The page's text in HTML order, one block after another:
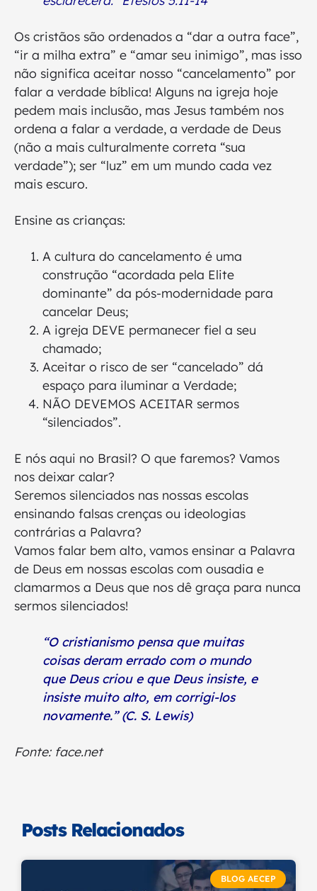
Os cristãos são ordenados a “dar a outra face”,
“ir a milha extra” e “amar seu inimigo”, mas isso
não significa aceitar nosso “cancelamento” por
falar a verdade bíblica! Alguns na igreja hoje
pedem mais inclusão, mas Jesus também nos
ordena a falar a verdade, a verdade de Deus
(não a mais culturalmente correta “sua
verdade”); ser “luz” em um mundo cada vez
mais escuro.
Ensine as crianças:
A cultura do cancelamento é uma
construção “acordada pela Elite
dominante” da pós-modernidade para
cancelar Deus;
A igreja DEVE permanecer fiel a seu
chamado;
Aceitar o risco de ser “cancelado” dá
espaço para iluminar a Verdade;
NÃO DEVEMOS ACEITAR sermos
“silenciados”.
E nós aqui no Brasil? O que faremos? Vamos
nos deixar calar?
Seremos silenciados nas nossas escolas
ensinando falsas crenças ou ideologias
contrárias a Palavra?
Vamos falar bem alto, vamos ensinar a Palavra
de Deus em nossas escolas com ousadia e
clamarmos a Deus que nos dê graça para nunca
sermos silenciados!
“O cristianismo pensa que muitas
coisas deram errado com o mundo
que Deus criou e que Deus insiste, e
insiste muito alto, em corrigi-los
novamente.” (C. S. Lewis)
Fonte: face.net
Posts Relacionados
BLOG AECEP